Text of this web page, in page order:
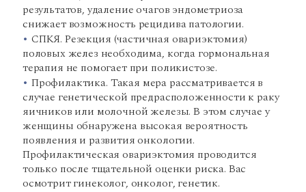
результатов, удаление очагов эндометриоза
снижает возможность рецидива патологии.
СПКЯ. Резекция (частичная овариэктомия)
половых желез необходима, когда гормональная
терапия не помогает при поликистозе.
Профилактика. Такая мера рассматривается в
случае генетической предрасположенности к раку
яичников или молочной железы. В этом случае у
женщины обнаружена высокая вероятность
появления и развития онкологии.
Профилактическая овариэктомия проводится
только после тщательной оценки риска. Вас
осмотрит гинеколог, онколог, генетик.